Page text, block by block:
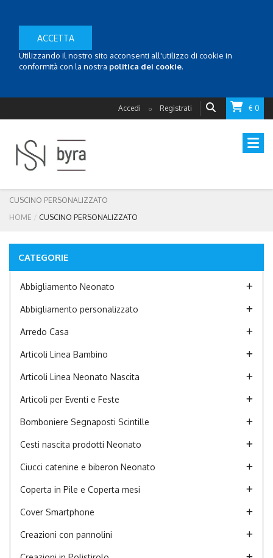
ACCETTA
Utilizzando il nostro sito acconsenti all'utilizzo di cookie in
conformità con la nostra politica dei cookie.
Accedi o Registrati € 0
CUSCINO PERSONALIZZATO
HOME
CUSCINO PERSONALIZZATO
CATEGORIE
Abbigliamento Neonato
Abbigliamento personalizzato
Arredo Casa
Articoli Linea Bambino
Articoli Linea Neonato Nascita
Articoli per Eventi e Feste
Bomboniere Segnaposti Scintille
Cesti nascita prodotti Neonato
Ciucci catenine e biberon Neonato
Coperta in Pile e Coperta mesi
Cover Smartphone
Creazioni con pannolini